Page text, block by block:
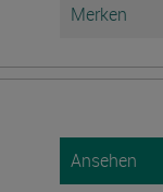
Merken
Ansehen